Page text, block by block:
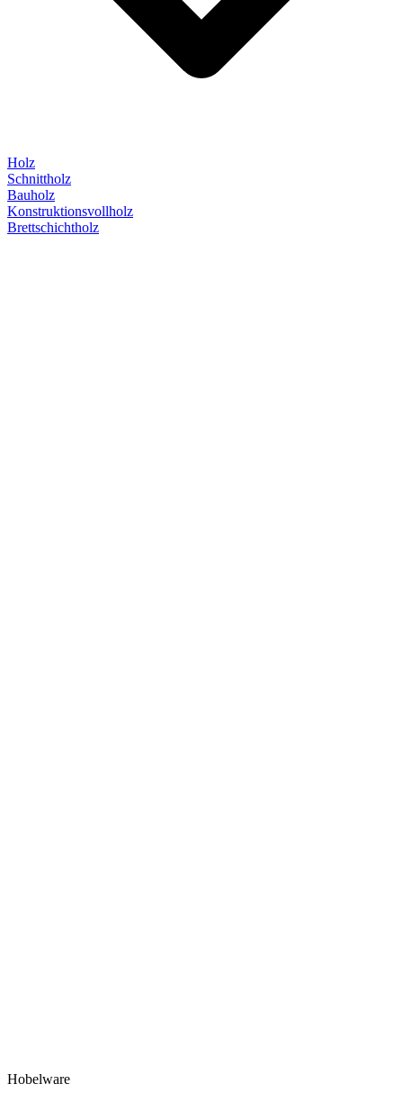
Holz
Schnittholz
Bauholz
Konstruktionsvollholz
Brettschichtholz
Hobelware